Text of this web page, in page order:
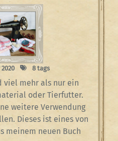
8 tags
viel mehr als nur ein
oder Tierfutter.
weitere Verwendung
Dieses ist eines von
meinem neuen Buch